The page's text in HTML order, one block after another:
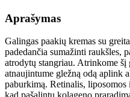
Aprašymas
Galingas paakių kremas su
padedančia sumažinti raukšles,
atrodytų stangriau. Atrinkome šį
atnaujintume gležną odą aplink
paburkimą. Retinalis, liposomos